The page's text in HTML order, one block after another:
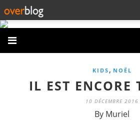
KIDS , NOËL
IL EST ENCORE
10 DÉCEMBRE 2016
By Muriel